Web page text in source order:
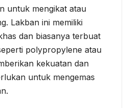
untuk mengikat atau
Lakban ini memiliki
dan biasanya terbuat
polypropylene atau
kekuatan dan
untuk mengemas